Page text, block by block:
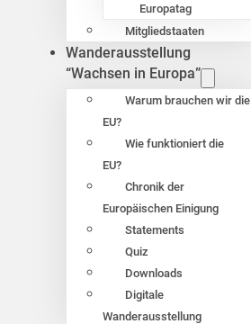
Europatag
Mitgliedstaaten
Wanderausstellung
“Wachsen in Europa”
Warum brauchen wir die
EU?
Wie funktioniert die
EU?
Chronik der
Europäischen Einigung
Statements
Quiz
Downloads
Digitale
Wanderausstellung